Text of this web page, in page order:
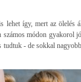
lehet így, mert az ölelés
módon gyakorol
- de sokkal